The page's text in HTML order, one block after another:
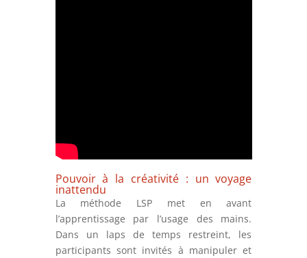
Pouvoir à la créativité : un voyage
inattendu
La méthode LSP met en avant
l’apprentissage par l’usage des mains.
Dans un laps de temps restreint, les
participants sont invités à manipuler et